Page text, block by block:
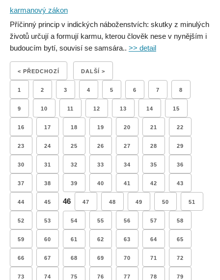
karmanový zákon
Příčinný princip v indických náboženstvích: skutky z minulých
životů určují a formují karmu, kterou člověk nese v nynějším i
budoucím bytí, souvisí se samsára.. >> detail
< PŘEDCHOZÍ DALŠÍ >
1 2 3 4 5 6 7 8
9 10 11 12 13 14 15
16 17 18 19 20 21 22
23 24 25 26 27 28 29
30 31 32 33 34 35 36
37 38 39 40 41 42 43
44 45 46 47 48 49 50 51
52 53 54 55 56 57 58
59 60 61 62 63 64 65
66 67 68 69 70 71 72
73 74 75 76 77 78 79